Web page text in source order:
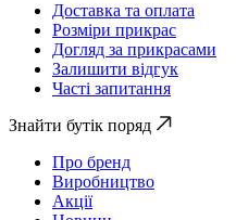
Доставка та оплата
Розміри прикрас
Догляд за прикрасами
Залишити відгук
Часті запитання
Знайти бутік поряд
Про бренд
Виробництво
Акції